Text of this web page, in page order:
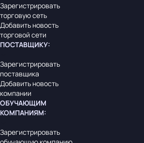
Зарегистрировать
торговую сеть
Добавить новость
торговой сети
ПОСТАВЩИКУ:
Зарегистрировать
поставщика
Добавить новость
компании
ОБУЧАЮЩИМ
КОМПАНИЯМ:
Зарегистрировать